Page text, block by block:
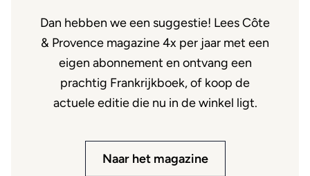
Dan hebben we een suggestie! Lees Côte
& Provence magazine 4x per jaar met een
eigen abonnement en ontvang een
prachtig Frankrijkboek, of koop de
actuele editie die nu in de winkel ligt.
Naar het magazine